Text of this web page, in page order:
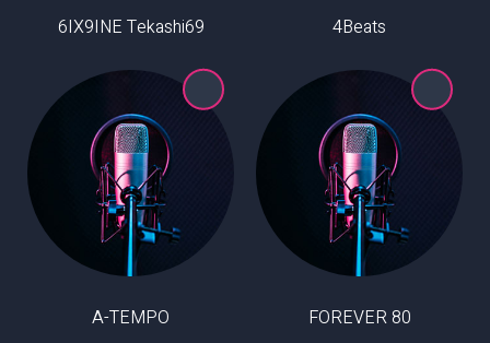
4Beats
6IX9INE Tekashi69
80 FOREVER
A-TEMPO